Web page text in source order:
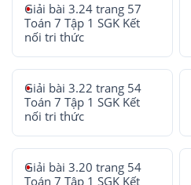
Giải bài 3.24 trang 57
Toán 7 Tập 1 SGK Kết
nối tri thức
Giải bài 3.22 trang 54
Toán 7 Tập 1 SGK Kết
nối tri thức
Giải bài 3.20 trang 54
Toán 7 Tập 1 SGK Kết